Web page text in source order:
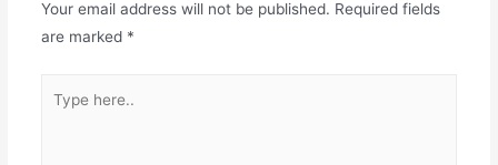
Your email address will not be published. Required fields
are marked *
here..